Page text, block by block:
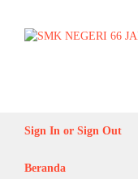
Sign In or Sign Out
Login
Beranda